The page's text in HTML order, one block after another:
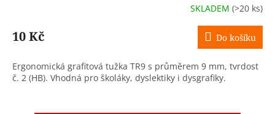
SKLADEM (>20 ks)
10 Kč Do košíku
Ergonomická grafitová tužka TR9 s průměrem 9 mm, tvrdost
č. 2 (HB). Vhodná pro školáky, dyslektiky i dysgrafiky.